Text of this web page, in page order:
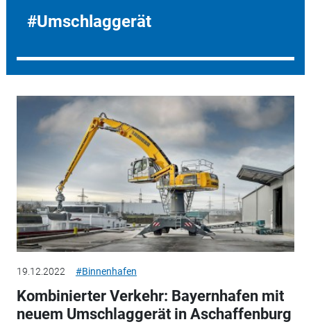
Umschlaggerät
19.12.2022 #Binnenhafen
Kombinierter Verkehr: Bayernhafen mit
neuem Umschlaggerät in Aschaffenburg